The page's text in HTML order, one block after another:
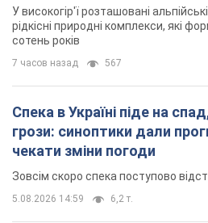
У високогір'ї розташовані
рідкісні природні комплекси, які
сотень років
7 часов назад 567
Спека в Україні піде на
грози: синоптики дали
чекати зміни погоди
Зовсім скоро спека поступово
5.08.2026 14:59 6,2 т.